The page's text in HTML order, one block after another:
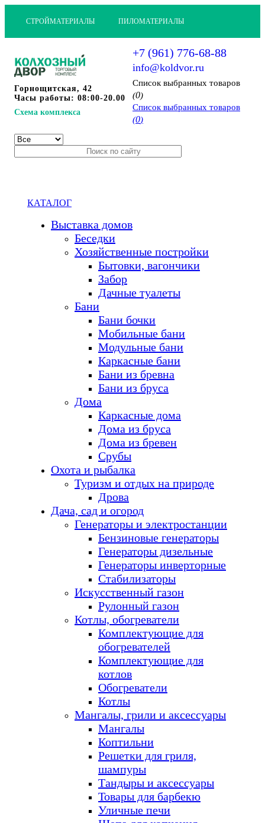
СТРОЙМАТЕРИАЛЫ ПИЛОМАТЕРИАЛЫ
Горнощитская, 42
Часы работы: 08:00-20.00
Схема комплекса
+7 (961) 776-68-88
info@koldvor.ru
Cписок выбранных товаров
(0)
Cписок выбранных товаров
(0)
КАТАЛОГ
Выставка домов
Беседки
Хозяйственные постройки
Бытовки, вагончики
Забор
Дачные туалеты
Бани
Бани бочки
Мобильные бани
Модульные бани
Каркасные бани
Бани из бревна
Бани из бруса
Дома
Каркасные дома
Дома из бруса
Дома из бревен
Срубы
Охота и рыбалка
Туризм и отдых на природе
Дрова
Дача, сад и огород
Генераторы и электростанции
Бензиновые генераторы
Генераторы дизельные
Генераторы инверторные
Стабилизаторы
Искусственный газон
Рулонный газон
Котлы, обогреватели
Комплектующие для
обогревателей
Комплектующие для
котлов
Обогреватели
Котлы
Мангалы, грили и аксессуары
Мангалы
Коптильни
Решетки для гриля,
шампуры
Тандыры и аксессуары
Товары для барбекю
Уличные печи